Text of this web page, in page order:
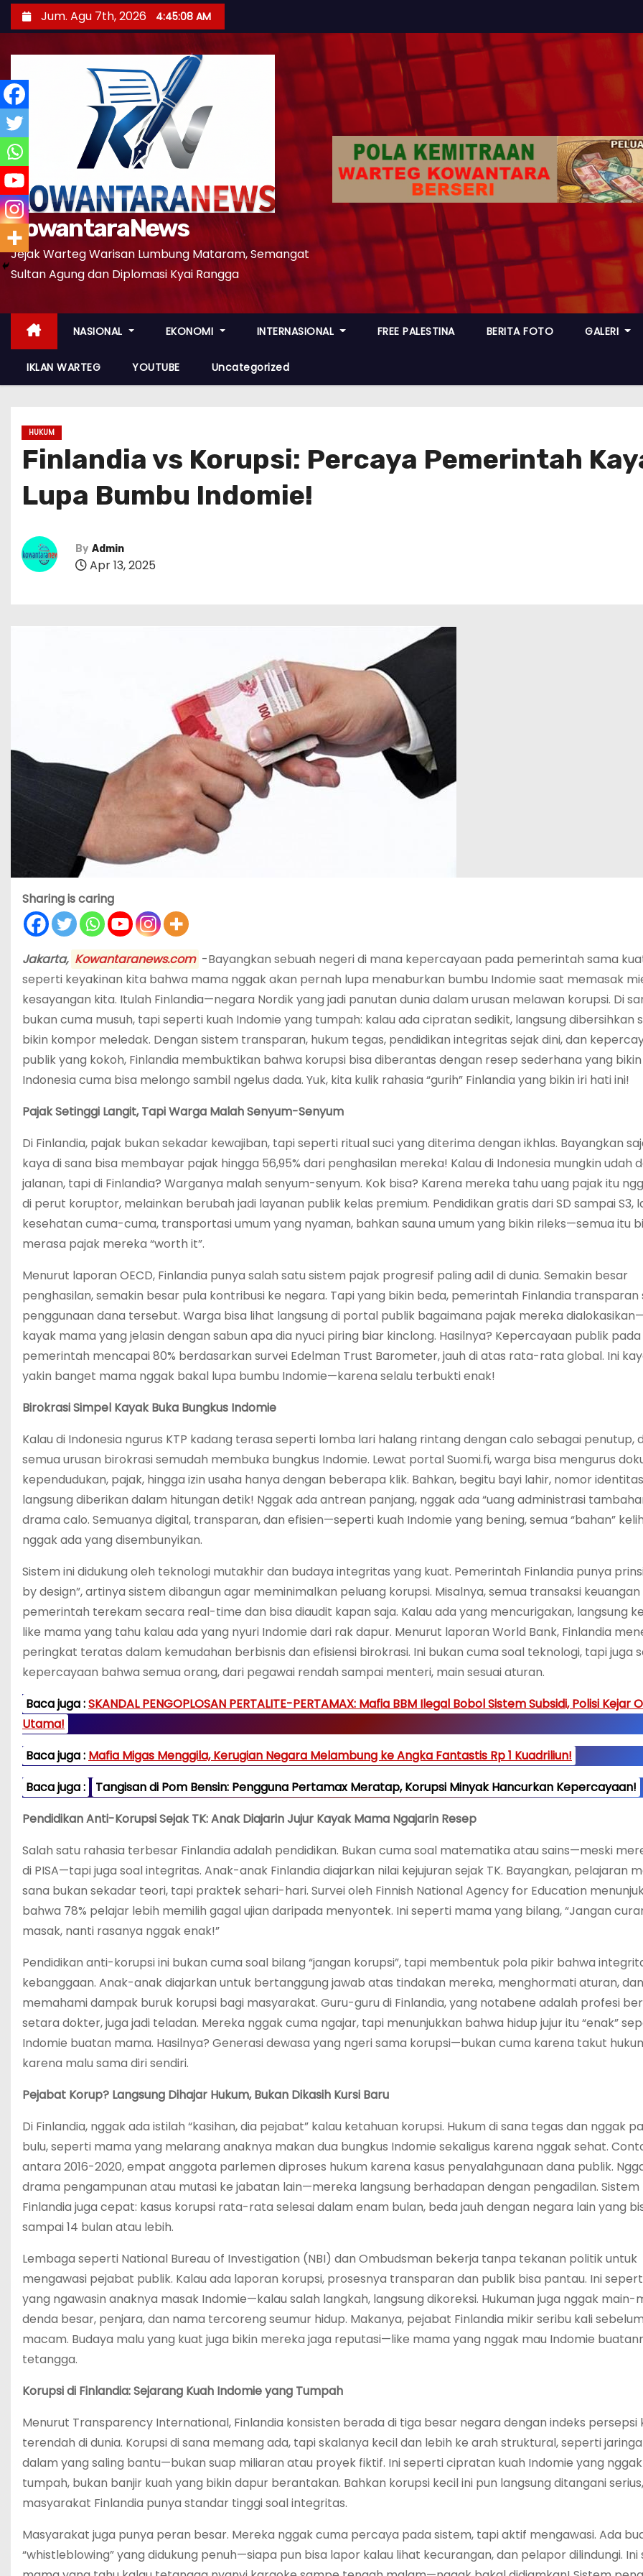
k
t
o
n
e
t
Jum. Agu 7th, 2026 4:45:09 AM
KowantaraNews
Jejak Warteg Warisan Lumbung Mataram, Semangat
Sultan Agung dan Diplomasi Kyai Rangga
NASIONAL EKONOMI INTERNASIONAL FREE PALESTINA BERITA FOTO GALERI
IKLAN WARTEG YOUTUBE Uncategorized
HUKUM
Finlandia vs Korupsi: Percaya Pemerintah
Lupa Bumbu Indomie!
By Admin
Apr 13, 2025
Sharing is caring
Jakarta, Kowantaranews.com -Bayangkan sebuah negeri di mana kepercayaan pada pemerintah sama
seperti keyakinan kita bahwa mama nggak akan pernah lupa menaburkan bumbu Indomie saat memasak
kesayangan kita. Itulah Finlandia—negara Nordik yang jadi panutan dunia dalam urusan melawan korupsi. Di
bukan cuma musuh, tapi seperti kuah Indomie yang tumpah: kalau ada cipratan sedikit, langsung dibersihkan
bikin kompor meledak. Dengan sistem transparan, hukum tegas, pendidikan integritas sejak dini, dan
publik yang kokoh, Finlandia membuktikan bahwa korupsi bisa diberantas dengan resep sederhana yang
Indonesia cuma bisa melongo sambil ngelus dada. Yuk, kita kulik rahasia “gurih” Finlandia yang bikin iri hati ini!
Pajak Setinggi Langit, Tapi Warga Malah Senyum-Senyum
Di Finlandia, pajak bukan sekadar kewajiban, tapi seperti ritual suci yang diterima dengan ikhlas. Bayangkan
kaya di sana bisa membayar pajak hingga 56,95% dari penghasilan mereka! Kalau di Indonesia mungkin udah
jalanan, tapi di Finlandia? Warganya malah senyum-senyum. Kok bisa? Karena mereka tahu uang pajak itu
di perut koruptor, melainkan berubah jadi layanan publik kelas premium. Pendidikan gratis dari SD sampai S3,
kesehatan cuma-cuma, transportasi umum yang nyaman, bahkan sauna umum yang bikin rileks—semua itu
merasa pajak mereka “worth it”.
Menurut laporan OECD, Finlandia punya salah satu sistem pajak progresif paling adil di dunia. Semakin besar
penghasilan, semakin besar pula kontribusi ke negara. Tapi yang bikin beda, pemerintah Finlandia transparan
penggunaan dana tersebut. Warga bisa lihat langsung di portal publik bagaimana pajak mereka
kayak mama yang jelasin dengan sabun apa dia nyuci piring biar kinclong. Hasilnya? Kepercayaan publik pada
pemerintah mencapai 80% berdasarkan survei Edelman Trust Barometer, jauh di atas rata-rata global. Ini
yakin banget mama nggak bakal lupa bumbu Indomie—karena selalu terbukti enak!
Birokrasi Simpel Kayak Buka Bungkus Indomie
Kalau di Indonesia ngurus KTP kadang terasa seperti lomba lari halang rintang dengan calo sebagai penutup,
semua urusan birokrasi semudah membuka bungkus Indomie. Lewat portal Suomi.fi, warga bisa mengurus
kependudukan, pajak, hingga izin usaha hanya dengan beberapa klik. Bahkan, begitu bayi lahir, nomor
langsung diberikan dalam hitungan detik! Nggak ada antrean panjang, nggak ada “uang administrasi
drama calo. Semuanya digital, transparan, dan efisien—seperti kuah Indomie yang bening, semua “bahan”
nggak ada yang disembunyikan.
Sistem ini didukung oleh teknologi mutakhir dan budaya integritas yang kuat. Pemerintah Finlandia punya
by design”, artinya sistem dibangun agar meminimalkan peluang korupsi. Misalnya, semua transaksi keuangan
pemerintah terekam secara real-time dan bisa diaudit kapan saja. Kalau ada yang mencurigakan, langsung
like mama yang tahu kalau ada yang nyuri Indomie dari rak dapur. Menurut laporan World Bank, Finlandia
peringkat teratas dalam kemudahan berbisnis dan efisiensi birokrasi. Ini bukan cuma soal teknologi, tapi juga
kepercayaan bahwa semua orang, dari pegawai rendah sampai menteri, main sesuai aturan.
Baca juga :SKANDAL PENGOPLOSAN PERTALITE-PERTAMAX: Mafia BBM Ilegal Bobol Sistem Subsidi, Polisi Kejar
Utama!
Baca juga : Mafia Migas Menggila, Kerugian Negara Melambung ke Angka Fantastis Rp 1 Kuadriliun!
Baca juga :
Tangisan di Pom Bensin: Pengguna Pertamax Meratap, Korupsi Minyak Hancurkan Kepercayaan!
Pendidikan Anti-Korupsi Sejak TK: Anak Diajarin Jujur Kayak Mama Ngajarin Resep
Salah satu rahasia terbesar Finlandia adalah pendidikan. Bukan cuma soal matematika atau sains—meski
di PISA—tapi juga soal integritas. Anak-anak Finlandia diajarkan nilai kejujuran sejak TK. Bayangkan, pelajaran
sana bukan sekadar teori, tapi praktek sehari-hari. Survei oleh Finnish National Agency for Education
bahwa 78% pelajar lebih memilih gagal ujian daripada menyontek. Ini seperti mama yang bilang, “Jangan
masak, nanti rasanya nggak enak!”
Pendidikan anti-korupsi ini bukan cuma soal bilang “jangan korupsi”, tapi membentuk pola pikir bahwa
kebanggaan. Anak-anak diajarkan untuk bertanggung jawab atas tindakan mereka, menghormati aturan, dan
memahami dampak buruk korupsi bagi masyarakat. Guru-guru di Finlandia, yang notabene adalah profesi
setara dokter, juga jadi teladan. Mereka nggak cuma ngajar, tapi menunjukkan bahwa hidup jujur itu “enak”
Indomie buatan mama. Hasilnya? Generasi dewasa yang ngeri sama korupsi—bukan cuma karena takut
karena malu sama diri sendiri.
Pejabat Korup? Langsung Dihajar Hukum, Bukan Dikasih Kursi Baru
Di Finlandia, nggak ada istilah “kasihan, dia pejabat” kalau ketahuan korupsi. Hukum di sana tegas dan nggak
bulu, seperti mama yang melarang anaknya makan dua bungkus Indomie sekaligus karena nggak sehat.
antara 2016-2020, empat anggota parlemen diproses hukum karena kasus penyalahgunaan dana publik.
drama pengampunan atau mutasi ke jabatan lain—mereka langsung berhadapan dengan pengadilan.
Finlandia juga cepat: kasus korupsi rata-rata selesai dalam enam bulan, beda jauh dengan negara lain yang
sampai 14 bulan atau lebih.
Lembaga seperti National Bureau of Investigation (NBI) dan Ombudsman bekerja tanpa tekanan politik untuk
mengawasi pejabat publik. Kalau ada laporan korupsi, prosesnya transparan dan publik bisa pantau. Ini
yang ngawasin anaknya masak Indomie—kalau salah langkah, langsung dikoreksi. Hukuman juga nggak main-
denda besar, penjara, dan nama tercoreng seumur hidup. Makanya, pejabat Finlandia mikir seribu kali
macam. Budaya malu yang kuat juga bikin mereka jaga reputasi—like mama yang nggak mau Indomie
tetangga.
Korupsi di Finlandia: Sejarang Kuah Indomie yang Tumpah
Menurut Transparency International, Finlandia konsisten berada di tiga besar negara dengan indeks persepsi
terendah di dunia. Korupsi di sana memang ada, tapi skalanya kecil dan lebih ke arah struktural, seperti
dalam yang saling bantu—bukan suap miliaran atau proyek fiktif. Ini seperti cipratan kuah Indomie yang
tumpah, bukan banjir kuah yang bikin dapur berantakan. Bahkan korupsi kecil ini pun langsung ditangani
masyarakat Finlandia punya standar tinggi soal integritas.
Masyarakat juga punya peran besar. Mereka nggak cuma percaya pada sistem, tapi aktif mengawasi. Ada
“whistleblowing” yang didukung penuh—siapa pun bisa lapor kalau lihat kecurangan, dan pelapor dilindungi.